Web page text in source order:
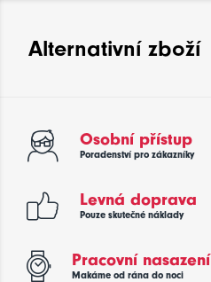
Alternativní zboží
Osobní přístup
Poradenství pro zákazníky
Levná doprava
Pouze skutečné náklady
Pracovní nasazení
Makáme od rána do noci